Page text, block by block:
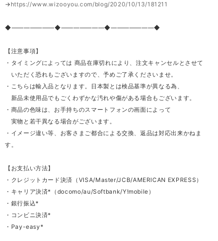
→ https://www.wizooyou.com/blog/2020/10/13/181211
◆―――――――◆―――――――◆―――――――◆
【注意事項】
・タイミングによっては 商品在庫切れにより、注文キャンセルとさせて
いただく恐れもございますので、予めご了承くださいませ。
・こちらは輸入品となります。日本製とは検品基準が異なる為、
新品未使用品でもごくわずかな汚れや傷がある場合もございます。
・商品の色味は、お手持ちのスマートフォンの画面によって
実物と若干異なる場合がございます。
・イメージ違い等、お客さまご都合による交換、返品は対応出来かねま
す。
【お支払い方法】
・クレジットカード決済（VISA/Master/JCB/AMERICAN EXPRESS）
・キャリア決済*（docomo/au/Softbank/Y!mobile）
・銀行振込*
・コンビニ決済*
・Pay-easy*